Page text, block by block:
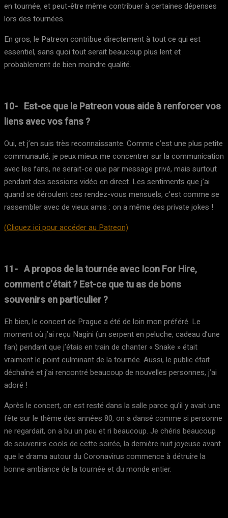
en tournée, et peut-être même contribuer à certaines dépenses
lors des tournées.
En gros, le Patreon contribue directement à tout ce qui est
essentiel, sans quoi tout serait beaucoup plus lent et
probablement de bien moindre qualité.
10- Est-ce que le Patreon vous aide à renforcer vos
liens avec vos fans ?
Oui, et j’en suis très reconnaissante. Comme c’est une plus petite
communauté, je peux mieux me concentrer sur la communication
avec les fans, ne serait-ce que par message privé, mais surtout
pendant des sessions vidéo en direct. Les sentiments que j’ai
quand se déroulent ces rendez-vous mensuels, c’est comme se
rassembler avec de vieux amis : on a même des private jokes !
(Cliquez ici pour accéder au Patreon)
11- A propos de la tournée avec Icon For Hire,
comment c’était ? Est-ce que tu as de bons
souvenirs en particulier ?
Eh bien, le concert de Prague a été de loin mon préféré. Le
moment où j’ai reçu Nagini (un serpent en peluche, cadeau d’une
fan) pendant que j’étais en train de chanter « Snake » était
vraiment le point culminant de la tournée. Aussi, le public était
déchaîné et j’ai rencontré beaucoup de nouvelles personnes, j’ai
adoré !
Après le concert, on est resté dans la salle parce qu’il y avait une
fête sur le thème des années 80, on a dansé comme si personne
ne regardait, on a bu un peu et ri beaucoup. Je chéris beaucoup
de souvenirs cools de cette soirée, la dernière nuit joyeuse avant
que le drama autour du Coronavirus commence à détruire la
bonne ambiance de la tournée et du monde entier.